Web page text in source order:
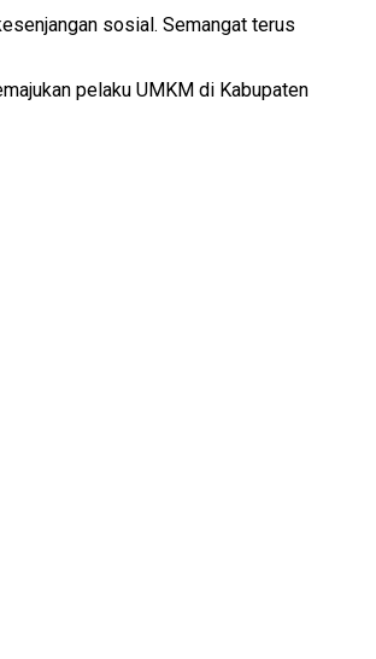
sosial. Semangat terus
pelaku UMKM di Kabupaten